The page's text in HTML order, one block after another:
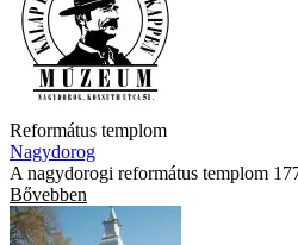
Református templom
Nagydorog
A nagydorogi református templom
Bővebben